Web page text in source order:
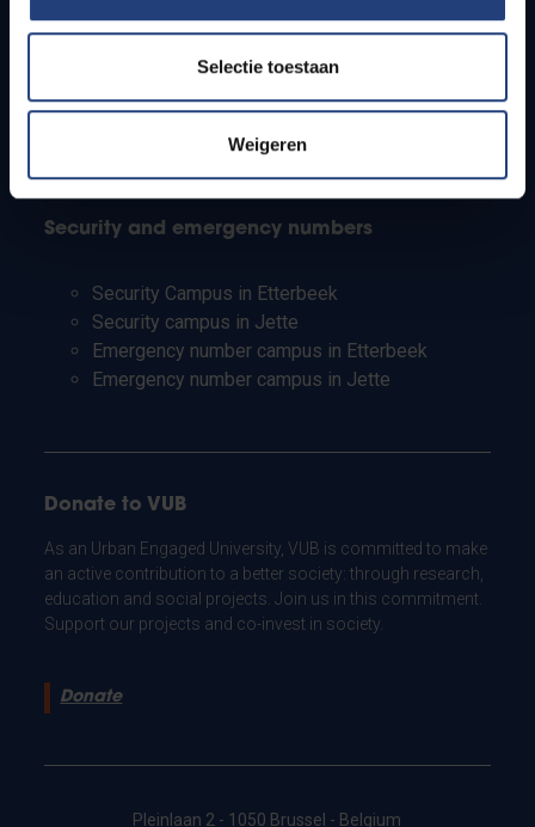
Selectie toestaan
Weigeren
Students
PhD students
Teachers and secondary schools
Working students
Security and emergency numbers
Security Campus in Etterbeek
Security campus in Jette
Emergency number campus in Etterbeek
Emergency number campus in Jette
Donate to VUB
As an Urban Engaged University, VUB is committed to make
an active contribution to a better society: through research,
education and social projects. Join us in this commitment.
Support our projects and co-invest in society.
Donate
Pleinlaan 2 - 1050 Brussel - Belgium